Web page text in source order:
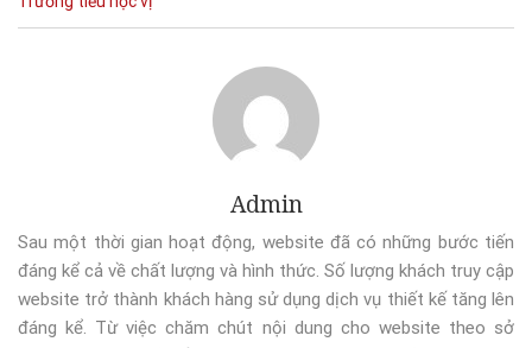
Admin
Sau một thời gian hoạt động, website đã có những bước tiến
đáng kể cả về chất lượng và hình thức. Số lượng khách truy cập
website trở thành khách hàng sử dụng dịch vụ thiết kế tăng lên
đáng kể. Từ việc chăm chút nội dung cho website theo sở